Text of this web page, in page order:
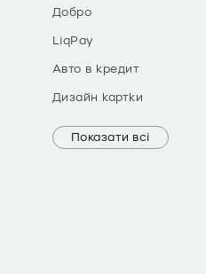
Добро
LiqPay
Авто в кредит
Дизайн картки
Показати всі